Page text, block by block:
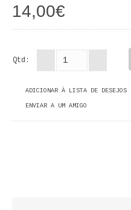
CADERNOS HUMANITAS
CIÊNCIA POLÍTICA
14,00€
Qtd:
ADICIONAR À LISTA DE DESEJOS
ENVIAR A UM AMIGO